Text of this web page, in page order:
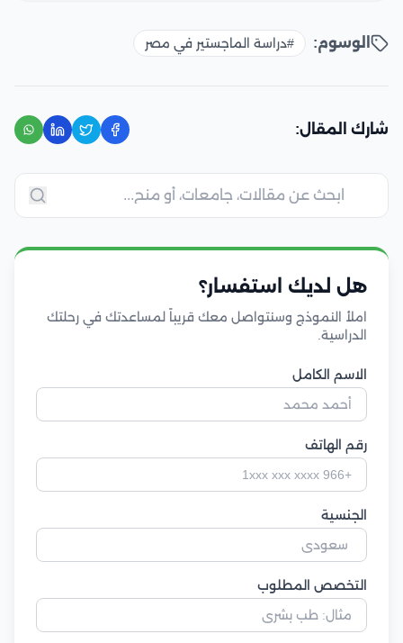
الوسوم: #دراسة الماجستير في مصر
شارك المقال:
هل لديك استفسار؟
املأ النموذج وسنتواصل معك قريباً لمساعدتك في رحلتك
الدراسية.
الاسم الكامل
رقم الهاتف
الجنسية
التخصص المطلوب